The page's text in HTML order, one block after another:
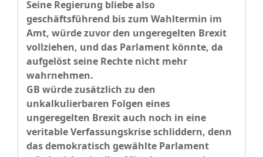
Seine Regierung bliebe also
geschäftsführend bis zum Wahltermin im
Amt, würde zuvor den ungeregelten Brexit
vollziehen, und das Parlament könnte, da
aufgelöst seine Rechte nicht mehr
wahrnehmen.
GB würde zusätzlich zu den
unkalkulierbaren Folgen eines
ungeregelten Brexit auch noch in eine
veritable Verfassungskrise schliddern, denn
das demokratisch gewählte Parlament